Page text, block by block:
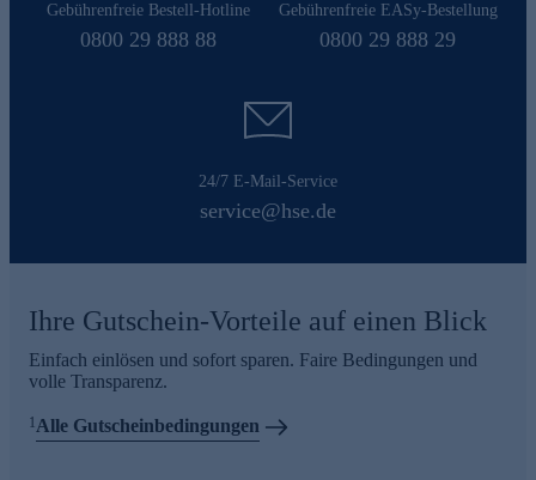
Gebührenfreie Bestell-Hotline
0800 29 888 88
Gebührenfreie EASy-Bestellung
0800 29 888 29
24/7 E-Mail-Service
service@hse.de
Ihre Gutschein-Vorteile auf einen Blick
Einfach einlösen und sofort sparen. Faire Bedingungen und
volle Transparenz.
1 Alle Gutscheinbedingungen